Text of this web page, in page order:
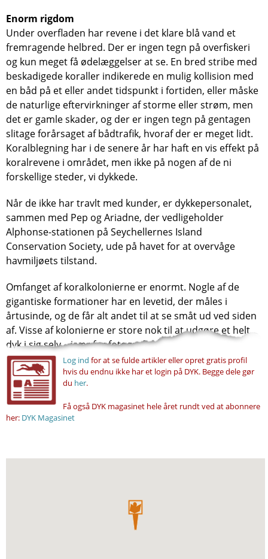
Enorm rigdom
Under overfladen har revene i det klare blå vand et
fremragende helbred. Der er ingen tegn på overfiskeri
og kun meget få ødelæggelser at se. En bred stribe med
beskadigede koraller indikerede en mulig kollision med
en båd på et eller andet tidspunkt i fortiden, eller måske
de naturlige eftervirkninger af storme eller strøm, men
det er gamle skader, og der er ingen tegn på gentagen
slitage forårsaget af bådtrafik, hvoraf der er meget lidt.
Koralblegning har i de senere år har haft en vis effekt på
koralrevene i området, men ikke på nogen af de ni
forskellige steder, vi dykkede.
Når de ikke har travlt med kunder, er dykkepersonalet,
sammen med Pep og Ariadne, der vedligeholder
Alphonse-stationen på Seychellernes Island
Conservation Society, ude på havet for at overvåge
havmiljøets tilstand.
Omfanget af koralkolonierne er enormt. Nogle af de
gigantiske formationer har en levetid, der måles i
årtusinde, og de får alt andet til at se småt ud ved siden
af. Visse af kolonierne er store nok til at udgøre et helt
dyk i sig selv – især for fotografer....
Log ind for at se fulde artikler eller opret gratis profil
hvis du endnu ikke har et login på DYK. Begge dele gør
du her.
Få også DYK magasinet hele året rundt ved at abonnere
her: DYK Magasinet